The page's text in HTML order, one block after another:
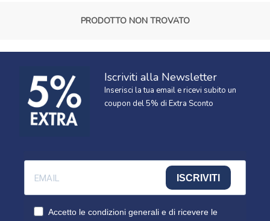
PRODOTTO NON TROVATO
Iscriviti alla Newsletter
Inserisci la tua email e ricevi subito un
coupon del 5% di Extra Sconto
ISCRIVITI
Accetto le condizioni generali e di ricevere le